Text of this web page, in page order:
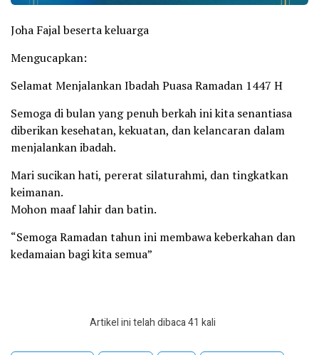
Joha Fajal beserta keluarga
Mengucapkan:
Selamat Menjalankan Ibadah Puasa Ramadan 1447 H
Semoga di bulan yang penuh berkah ini kita senantiasa
diberikan kesehatan, kekuatan, dan kelancaran dalam
menjalankan ibadah.
Mari sucikan hati, pererat silaturahmi, dan tingkatkan
keimanan.
Mohon maaf lahir dan batin.
“Semoga Ramadan tahun ini membawa keberkahan dan
kedamaian bagi kita semua”
Artikel ini telah dibaca 41 kali